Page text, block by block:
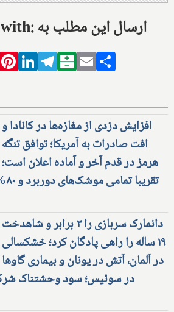
Share this with: ارسال این مطلب به
TwitterPinterestLinkedIn
Telegram
Balatarin
Email
افزایش دزدی از مغازه‌ها در کانادا و
افت صادرات به آمریکا؛ توافق تنگه
هرمز در قدم آخر و آماده اعلان است؛
دانمارک سربازی را ۳ برابر و شاهدخت
۱۹ ساله را راهی پادگان کرد؛ خشکسالی
در آلمان، آتش در یونان و بیماری گاوها
در سوئیس؛ سود وحشتناک